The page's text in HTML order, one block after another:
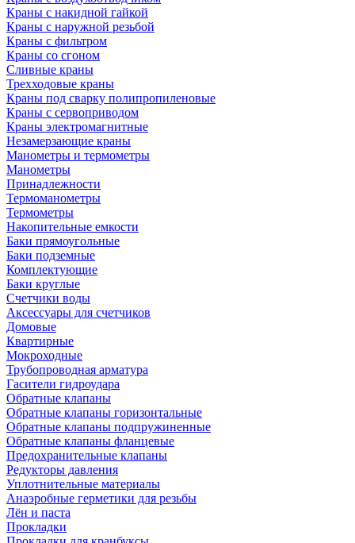
Краны с накидной гайкой
Краны с наружной резьбой
Краны с фильтром
Краны со сгоном
Сливные краны
Трехходовые краны
Краны под сварку полипропиленовые
Краны с сервоприводом
Краны электромагнитные
Незамерзающие краны
Манометры и термометры
Манометры
Принадлежности
Термоманометры
Термометры
Накопительные емкости
Баки прямоугольные
Баки подземные
Комплектующие
Баки круглые
Счетчики воды
Аксессуары для счетчиков
Домовые
Квартирные
Мокроходные
Трубопроводная арматура
Гасители гидроудара
Обратные клапаны
Обратные клапаны горизонтальные
Обратные клапаны подпружиненные
Обратные клапаны фланцевые
Предохранительные клапаны
Редукторы давления
Уплотнительные материалы
Анаэробные герметики для резьбы
Лён и паста
Прокладки